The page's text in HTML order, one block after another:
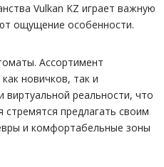
Vulkan KZ играет важную
ощущение особенности.
Ассортимент
новичков, так и
реальности, что
предлагать своим
и комфортабельные зоны